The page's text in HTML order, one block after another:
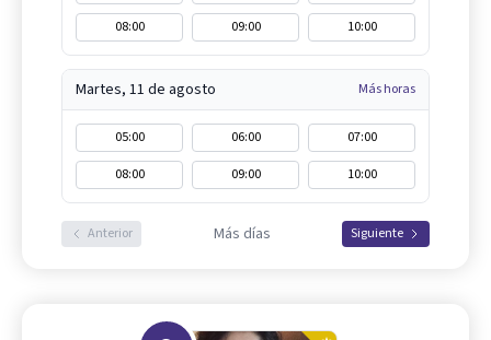
08:00
09:00 10:00
Martes, 11 de agosto Más horas
05:00 06:00
07:00
08:00
09:00 10:00
Anterior Más días Siguiente